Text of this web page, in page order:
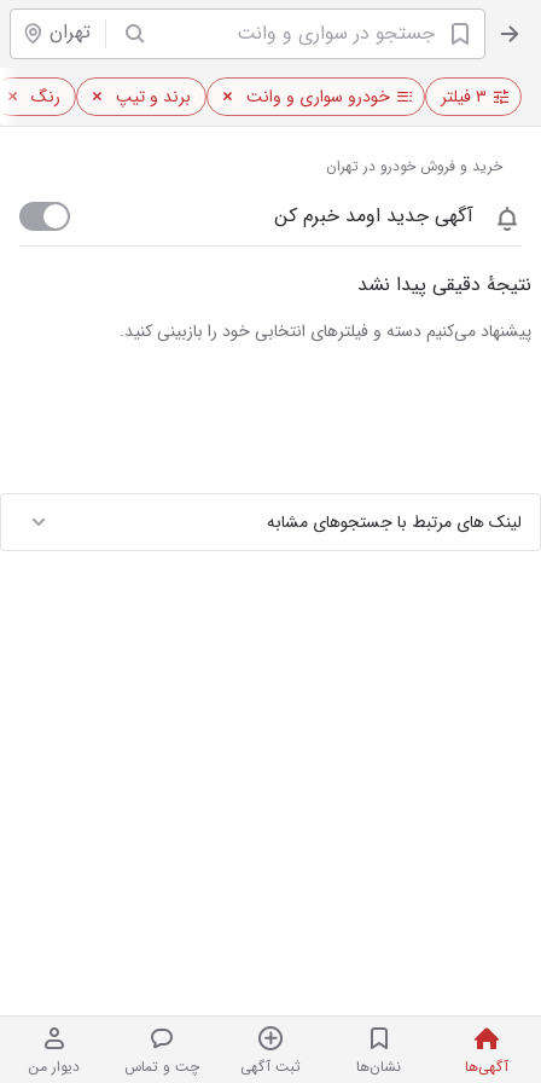
تهران
آگهی‌ها نشان‌ها ثبت آگهی چت و تماس دیوار من
۳ فیلتر خودرو سواری و وانت برند و تیپ رنگ
خرید و فروش خودرو در تهران
آگهی جدید اومد خبرم کن
نتیجهٔ دقیقی پیدا نشد
پیشنهاد می‌کنیم دسته و فیلترهای انتخابی خود را بازبینی کنید.
لینک های مرتبط با جستجوهای مشابه